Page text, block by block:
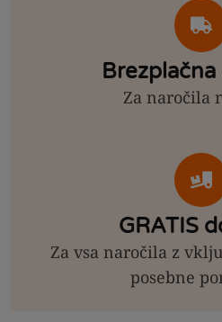
Za naročila
GRATIS
Za vsa naročila z
posebne